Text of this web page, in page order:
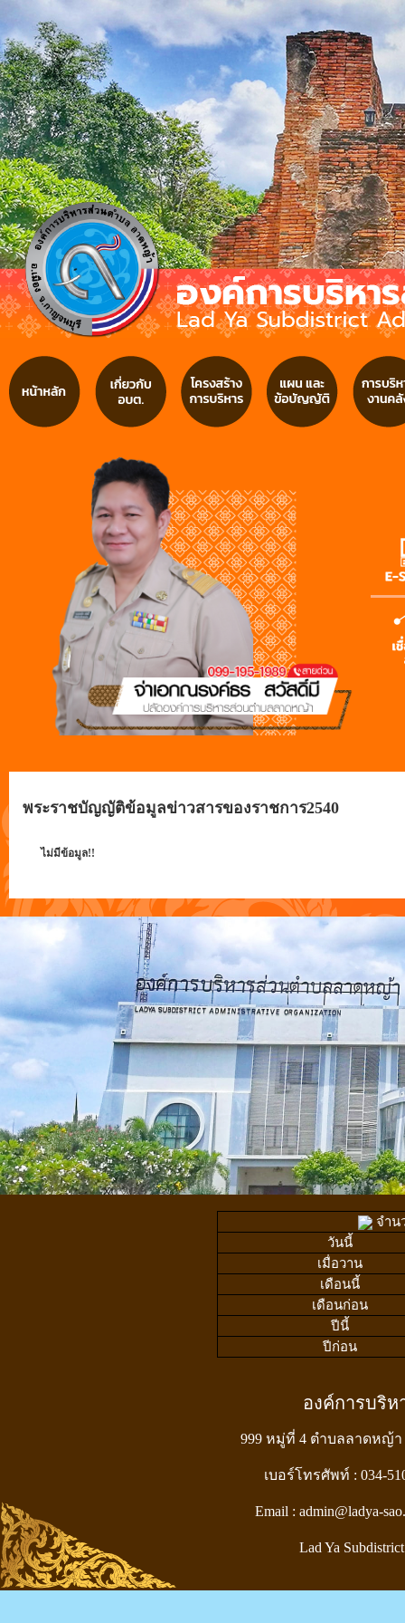
พระราชบัญญัติข้อมูลข่าวสารของราชการ2540
ไม่มีข้อมูล!!
จำน
วันนี้
เมื่อวาน
เดือนนี้
เดือนก่อน
ปีนี้
ปีก่อน
องค์การบริ
999 หมู่ที่ 4 ตำบลลาดหญ้า
เบอร์โทรศัพท์ : 034-
Email : admin@ladya-
Lad Ya